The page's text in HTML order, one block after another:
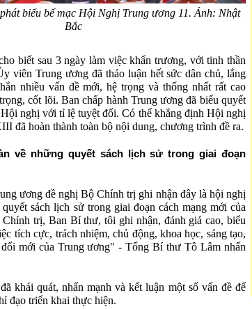
biểu bế mạc Hội Nghị Trung ương 11. Ảnh: Nhật
Bắc
biết sau 3 ngày làm việc khẩn trương, với tinh thần
viên Trung ương đã thảo luận hết sức dân chủ, lắng
nhiều vấn đề mới, hệ trọng và thống nhất rất cao
cốt lõi. Ban chấp hành Trung ương đã biểu quyết
nghị với tỉ lệ tuyệt đối. Có thể khẳng định Hội nghị
đã hoàn thành toàn bộ nội dung, chương trình đề ra.
về những quyết sách lịch sử trong giai đoạn
ương đề nghị Bộ Chính trị ghi nhận đây là hội nghị
sách lịch sử trong giai đoạn cách mạng mới của
trị, Ban Bí thư, tôi ghi nhận, đánh giá cao, biểu
tích cực, trách nhiệm, chủ động, khoa học, sáng tạo,
đổi mới của Trung ương" - Tổng Bí thư Tô Lâm nhấn
khái quát, nhấn mạnh và kết luận một số vấn đề để
đạo triển khai thực hiện.